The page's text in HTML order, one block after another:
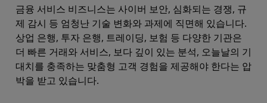
금융 서비스 비즈니스는 사이버 보안, 심화되는 경쟁, 규
제 감시 등 엄청난 기술 변화와 과제에 직면해 있습니다.
상업 은행, 투자 은행, 트레이딩, 보험 등 다양한 기관은
더 빠른 거래와 서비스, 보다 깊이 있는 분석, 오늘날의 기
대치를 충족하는 맞춤형 고객 경험을 제공해야 한다는 압
박을 받고 있습니다.